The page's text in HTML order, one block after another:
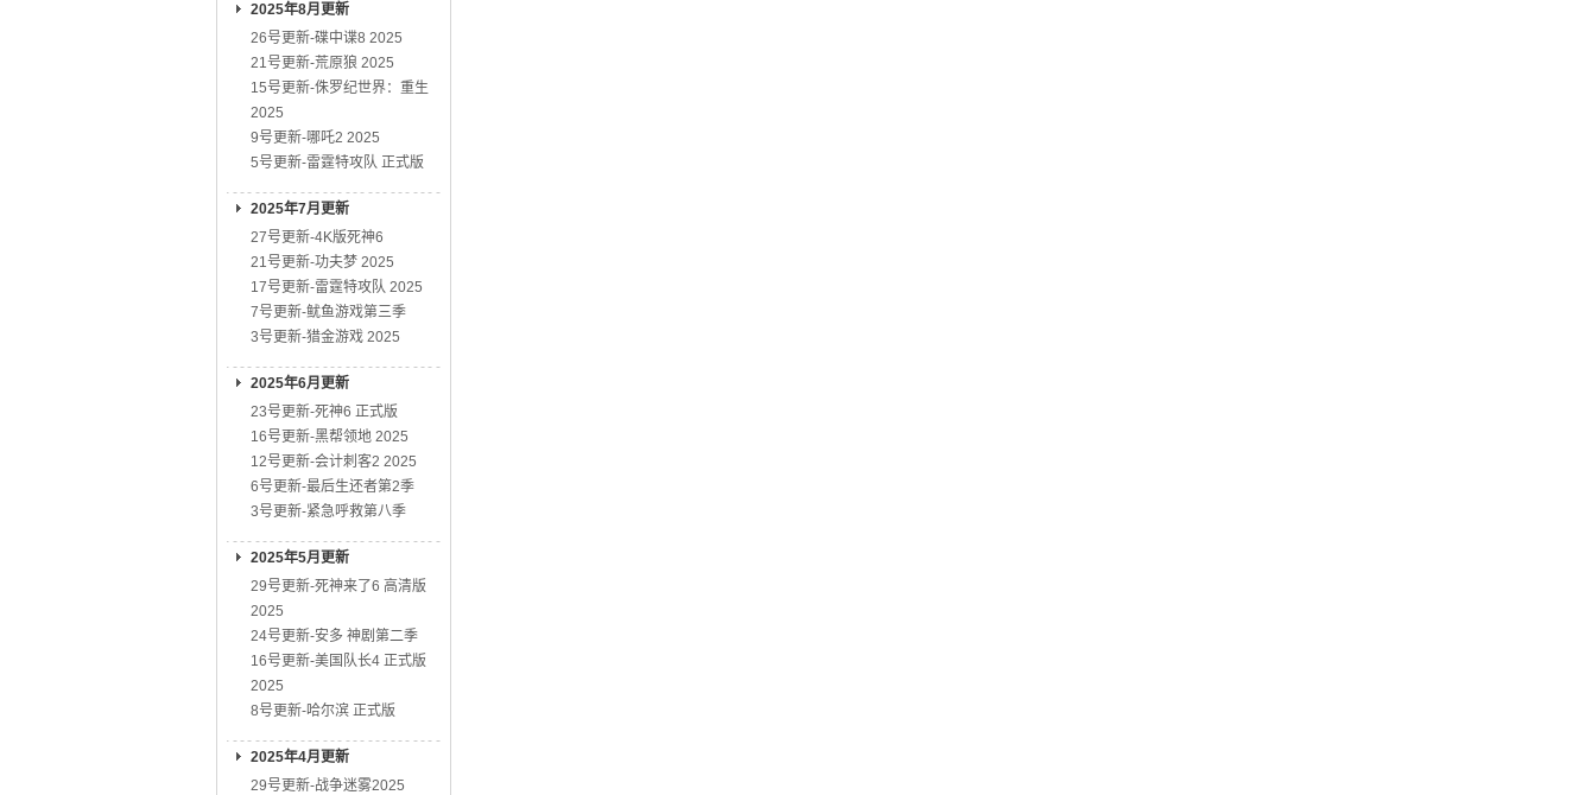
2025年8月更新
26号更新-碟中谍8 2025
21号更新-荒原狼 2025
15号更新-侏罗纪世界：重生
2025
9号更新-哪吒2 2025
5号更新-雷霆特攻队 正式版
2025年7月更新
27号更新-4K版死神6
21号更新-功夫梦 2025
17号更新-雷霆特攻队 2025
7号更新-鱿鱼游戏第三季
3号更新-猎金游戏 2025
2025年6月更新
23号更新-死神6 正式版
16号更新-黑帮领地 2025
12号更新-会计刺客2 2025
6号更新-最后生还者第2季
3号更新-紧急呼救第八季
2025年5月更新
29号更新-死神来了6 高清版
2025
24号更新-安多 神剧第二季
16号更新-美国队长4 正式版
2025
8号更新-哈尔滨 正式版
2025年4月更新
29号更新-战争迷雾2025